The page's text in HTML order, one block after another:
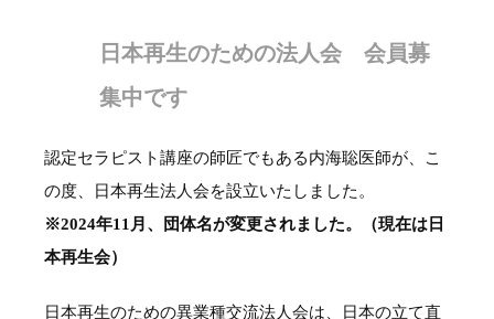
日本再生のための法人会 会員募
集中です
認定セラピスト講座の師匠でもある内海聡医師が、こ
の度、日本再生法人会を設立いたしました。
※2024年11月、団体名が変更されました。（現在は日
本再生会）
日本再生のための異業種交流法人会は、日本の立て直